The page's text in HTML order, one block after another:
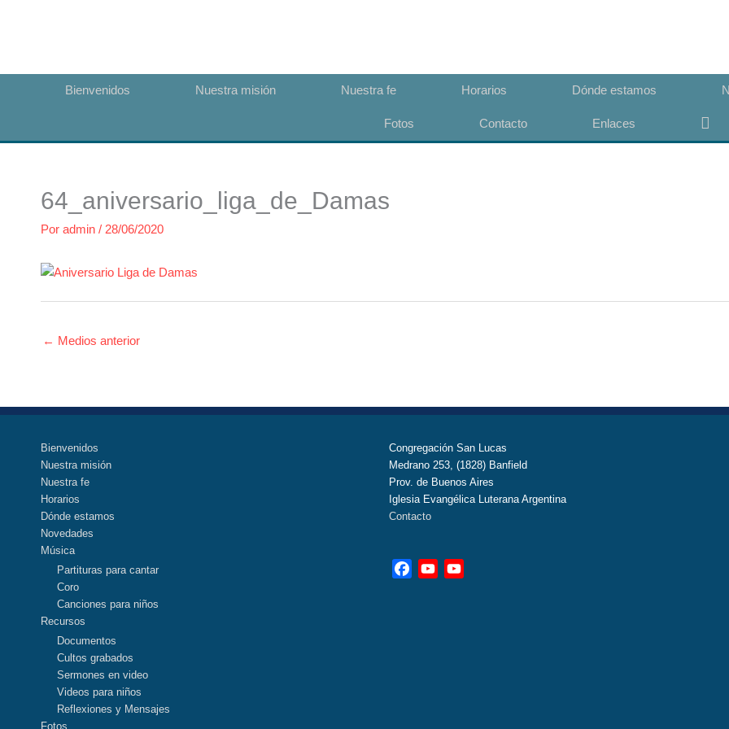
Bienvenidos Nuestra misión Nuestra fe Horarios Dónde estamos
Fotos Contacto Enlaces
64_aniversario_liga_de_Damas
Por admin / 28/06/2020
← Medios anterior
Bienvenidos
Nuestra misión
Nuestra fe
Horarios
Dónde estamos
Novedades
Música
Partituras para cantar
Coro
Canciones para niños
Recursos
Documentos
Cultos grabados
Sermones en video
Videos para niños
Reflexiones y Mensajes
Fotos
Congregación San Lucas
Medrano 253, (1828) Banfield
Prov. de Buenos Aires
Iglesia Evangélica Luterana Argentina
Contacto
FacebookYouTube